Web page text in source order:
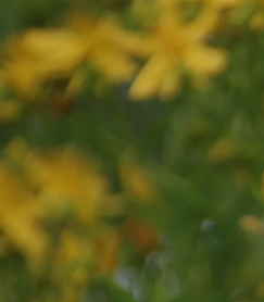
Hauptinhalt
springen